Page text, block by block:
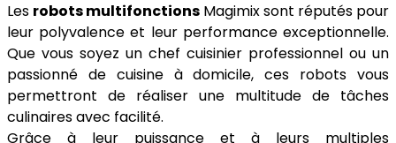
Les robots multifonctions Magimix sont réputés pour
leur polyvalence et leur performance exceptionnelle.
Que vous soyez un chef cuisinier professionnel ou un
passionné de cuisine à domicile, ces robots vous
permettront de réaliser une multitude de tâches
culinaires avec facilité.
Grâce à leur puissance et à leurs multiples